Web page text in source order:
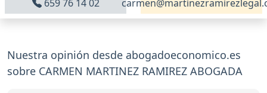
659 76 14 02
Nuestra opinión desde abogadoeconomico.es
sobre CARMEN MARTINEZ RAMIREZ ABOGADA